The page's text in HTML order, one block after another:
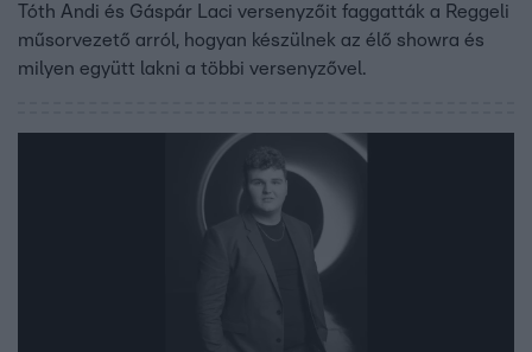
Tóth Andi és Gáspár Laci versenyzőit faggatták a Reggeli
műsorvezető arról, hogyan készülnek az élő showra és
milyen együtt lakni a többi versenyzővel.